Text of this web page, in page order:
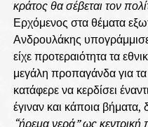
κράτος θα σέβεται τον
Ερχόμενος στα θέματα
Ανδρουλάκης
είχε προτεραιότητα τα
μεγάλη προπαγάνδα για
κατάφερε να κερδίσει
έγιναν και κάποια βήματα,
“ήρεμα νερά” ως κεντρική